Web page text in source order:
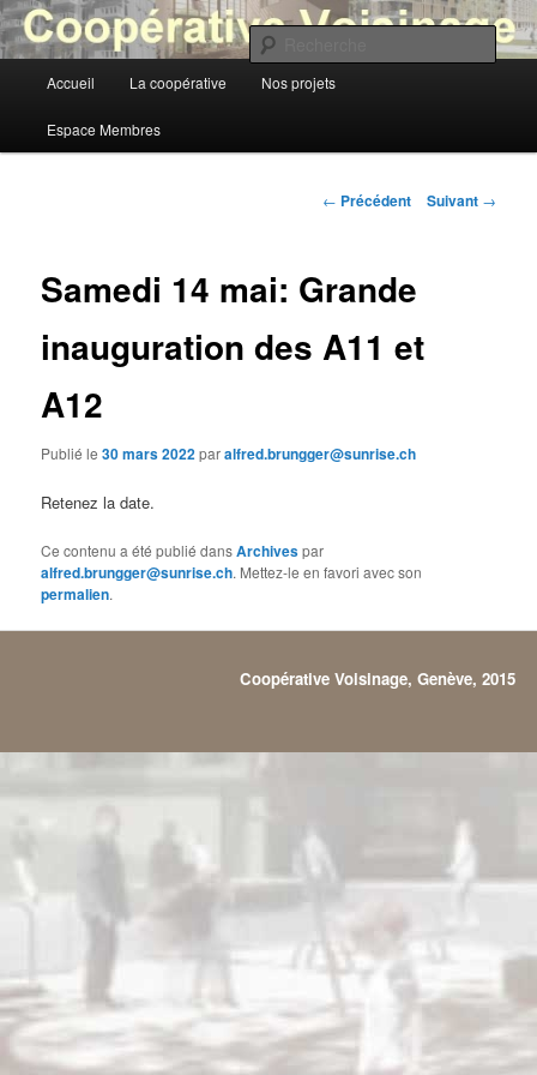
Aller
au
contenu
principalCoopérative Voisinage
Accueil La coopérative Nos projets
Espace Membres
Navigation
← Précédent Suivant →
Samedi 14 mai: Grande
inauguration des A11 et
A12
Publié le30 mars 2022paralfred.brungger@sunrise.ch
Retenez la date.
Ce contenu a été publié dansArchivespar
alfred.brungger@sunrise.ch. Mettez-le en favori avec son
permalien.
Coopérative Voisinage, Genève, 2015